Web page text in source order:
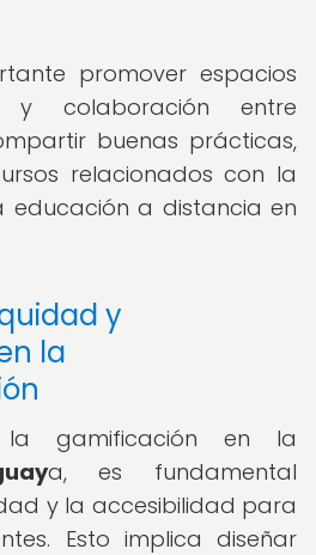
promover espacios
y colaboración entre
buenas prácticas,
relacionados con la
educación a distancia en
y
la
la gamificación en la
a, es fundamental
y la accesibilidad para
Esto implica diseñar